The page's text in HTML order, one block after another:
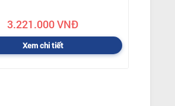
3.221.000 VNĐ
Xem chi tiết